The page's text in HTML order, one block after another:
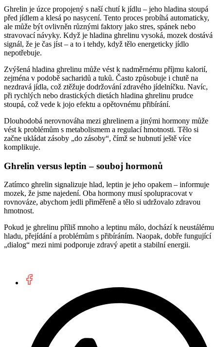
Ghrelin je úzce propojený s naší chutí k jídlu – jeho hladina stoupá
před jídlem a klesá po nasycení. Tento proces probíhá automaticky,
ale může být ovlivněn různými faktory jako stres, spánek nebo
stravovací návyky. Když je hladina ghrelinu vysoká, mozek dostává
signál, že je čas jíst – a to i tehdy, když tělo energeticky jídlo
nepotřebuje.
Zvýšená hladina ghrelinu může vést k nadměrnému příjmu kalorií,
zejména v podobě sacharidů a tuků. Často způsobuje i chutě na
nezdravá jídla, což ztěžuje dodržování zdravého jídelníčku. Navíc,
při rychlých nebo drastických dietách hladina ghrelinu prudce
stoupá, což vede k jojo efektu a opětovnému přibírání.
Dlouhodobá nerovnováha mezi ghrelinem a jinými hormony může
vést k problémům s metabolismem a regulací hmotnosti. Tělo si
začne ukládat zásoby „do zásoby“, čímž se hubnutí ještě více
komplikuje.
Ghrelin versus leptin – souboj hormonů
Zatímco ghrelin signalizuje hlad, leptin je jeho opakem – informuje
mozek, že jsme najedení. Oba hormony musí spolupracovat v
rovnováze, abychom jedli přiměřeně a tělo si udržovalo zdravou
hmotnost.
Pokud je ghrelinu příliš mnoho a leptinu málo, dochází k neustálému
hladu, přejídání a problémům s přibíráním. Naopak, dobře fungující
„dialog“ mezi nimi podporuje zdravý apetit a stabilní energii.